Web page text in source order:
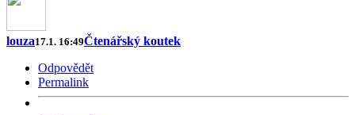
louza17.1. 16:49Čtenářský koutek
Odpovědět
Permalink